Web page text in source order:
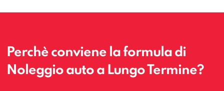
Perchè conviene la formula di
Noleggio auto a Lungo Termine?